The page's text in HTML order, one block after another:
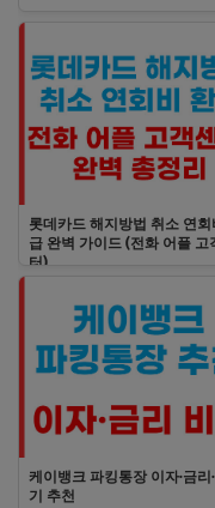
롯데카드 해지방법 취소 연회
급 완벽 가이드 (전화 어플 고
터)
케이뱅크 파킹통장 이자·금리
기 추천